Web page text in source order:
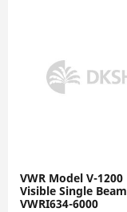
VWR Model V-1200
Visible Single Beam
VWRI634-6000